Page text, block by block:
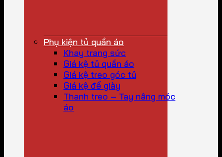
Phụ kiện tủ quần áo
Khay trang sức
Giá kệ tủ quần áo
Giá kệ treo góc tủ
Giá kệ để giày
Thanh treo – Tay nâng móc
áo